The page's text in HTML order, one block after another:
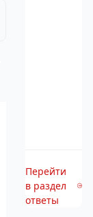
Перейти
в раздел
ответы